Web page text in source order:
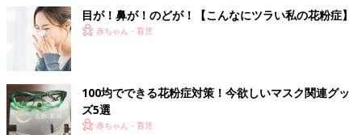
目が！鼻が！のどが！【こんなにツラい私の花粉症】
赤ちゃん・育児
100均でできる花粉症対策！今欲しいマスク関連グッ
ズ5選
赤ちゃん・育児